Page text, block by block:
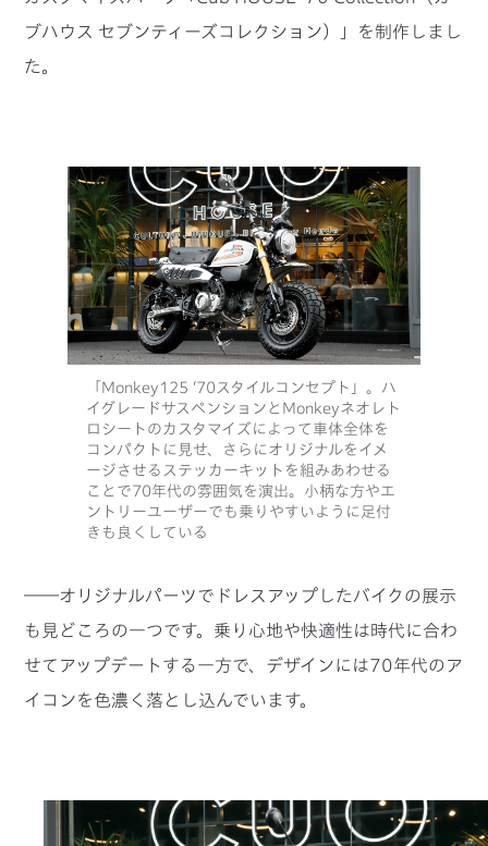
ブハウス セブンティーズコレクション）」を制作しまし
た。
「Monkey125 ‘70スタイルコンセプト」。ハ
イグレードサスペンションとMonkeyネオレト
ロシートのカスタマイズによって車体全体を
コンパクトに見せ、さらにオリジナルをイメ
ージさせるステッカーキットを組みあわせる
ことで70年代の雰囲気を演出。小柄な方やエ
ントリーユーザーでも乗りやすいように足付
きも良くしている
――オリジナルパーツでドレスアップしたバイクの展示
も見どころの一つです。乗り心地や快適性は時代に合わ
せてアップデートする一方で、デザインには70年代のア
イコンを色濃く落とし込んでいます。